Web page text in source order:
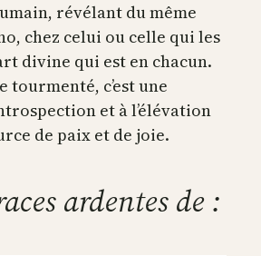
révélant du même
chez celui ou celle qui les
divine qui est en chacun.
tourmenté, c’est une
et à l’élévation
de paix et de joie.
ardentes de :